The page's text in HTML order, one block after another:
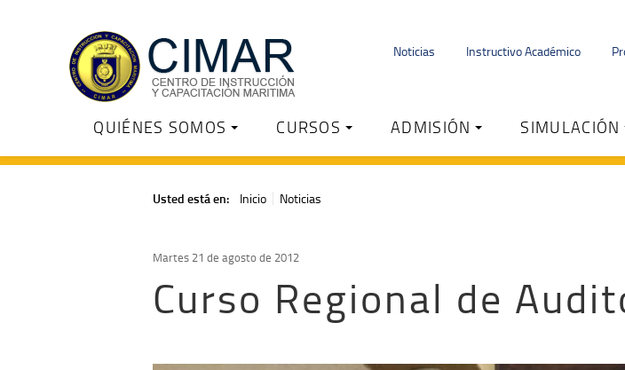
Noticias Instructivo Académico
QUIÉNES SOMOS CURSOS ADMISIÓN SIMULACIÓN
Usted está en: Inicio Noticias
Martes 21 de agosto de 2012
Curso Regional de